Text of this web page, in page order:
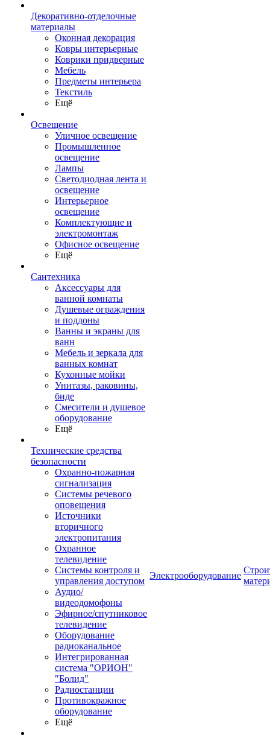
Декоративно-отделочные
материалы
Оконная декорация
Ковры интерьерные
Коврики придверные
Мебель
Предметы интерьера
Текстиль
Ещё
Освещение
Уличное освещение
Промышленное
освещение
Лампы
Светодиодная лента и
освещение
Интерьерное
освещение
Комплектующие и
электромонтаж
Офисное освещение
Ещё
Сантехника
Аксессуары для
ванной комнаты
Душевые ограждения
и поддоны
Ванны и экраны для
ванн
Мебель и зеркала для
ванных комнат
Кухонные мойки
Унитазы, раковины,
биде
Смесители и душевое
оборудование
Ещё
Технические средства
безопасности
Охранно-пожарная
сигнализация
Системы речевого
оповещения
Источники
вторичного
электропитания
Охранное
телевидение
Системы контроля и
управления доступом
Аудио/
видеодомофоны
Эфирное/спутниковое
телевидение
Оборудование
радиоканальное
Интегрированная
система "ОРИОН"
"Болид"
Радиостанции
Противокражное
оборудование
Ещё
Электрооборудование